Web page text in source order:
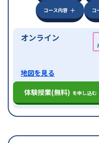
コース内容
コ
オンライン
地図を見る
体験授業(無料) を申し込む